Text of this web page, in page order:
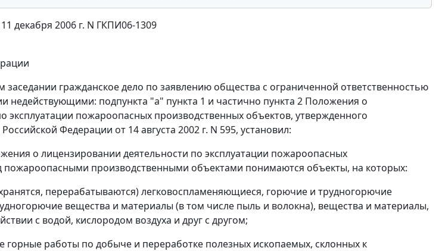
декабря 2006 г. N ГКПИ06-1309
заседании гражданское дело по заявлению общества с ограниченной ответственностью
недействующими: подпункта "а" пункта 1 и частично пункта 2 Положения о
эксплуатации пожароопасных производственных объектов, утвержденного
Федерации от 14 августа 2002 г. N 595, установил:
о лицензировании деятельности по эксплуатации пожароопасных
пожароопасными производственными объектами понимаются объекты, на которых:
перерабатываются) легковоспламеняющиеся, горючие и трудногорючие
вещества и материалы (в том числе пыль и волокна), вещества и материалы,
с водой, кислородом воздуха и друг с другом;
горные работы по добыче и переработке полезных ископаемых, склонных к